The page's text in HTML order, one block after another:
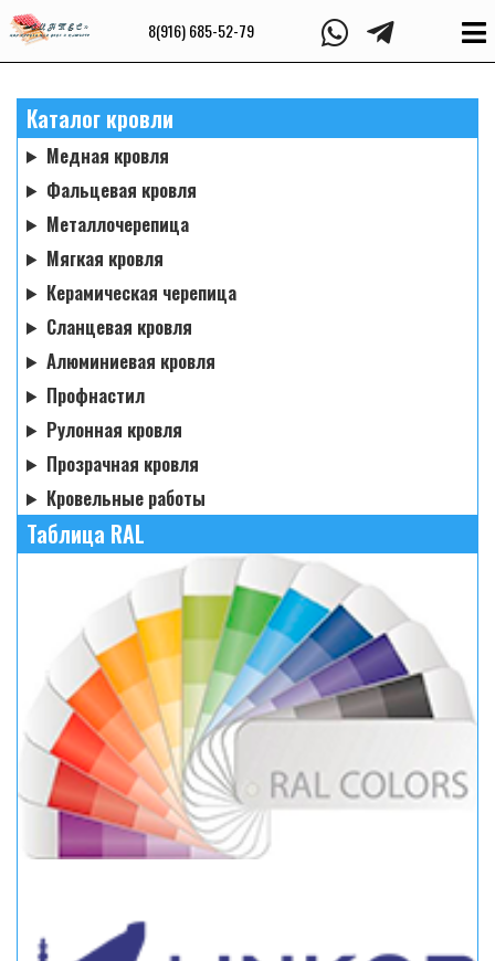
8(916) 685-52-79
Каталог кровли
Медная кровля
Фальцевая кровля
Металлочерепица
Мягкая кровля
Керамическая черепица
Сланцевая кровля
Алюминиевая кровля
Профнастил
Рулонная кровля
Прозрачная кровля
Кровельные работы
Таблица RAL